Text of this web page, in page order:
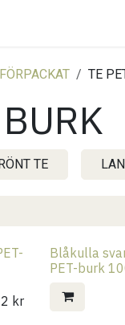
TE
TE
kr
Blåkulla
PET-burk